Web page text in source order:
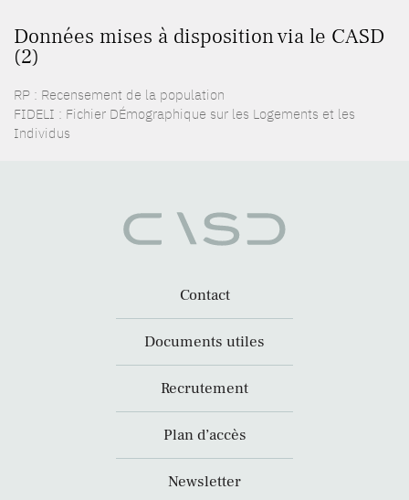
Données mises à disposition via le CASD
(2)
RP : Recensement de la population
FIDELI : Fichier DÉmographique sur les Logements et les
Individus
Contact
Documents utiles
Recrutement
Plan d’accès
Newsletter